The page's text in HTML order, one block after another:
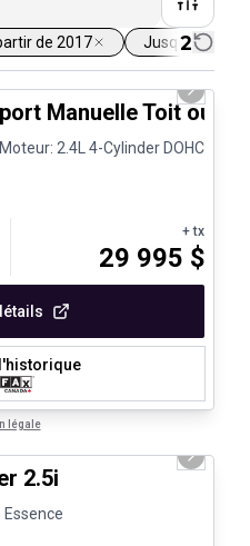
de 2017 Jusqu'à 160
2
1/25
Next
Manuelle Toit
2.4L 4-Cylinder DOHC
+ tx
29 995 $
légale
Next
2.5i